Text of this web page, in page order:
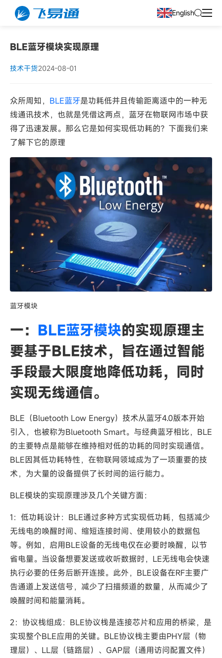
English
BLE蓝牙模块实现原理
技术干货2024-08-01
众所周知， BLE蓝牙是功耗低并且传输距离适中的一种无
线通讯技术，也就是凭借这两点，蓝牙在物联网市场中获
得了迅速发展。那么它是如何实现低功耗的？下面我们来
了解下它的原理
蓝牙模块
一： BLE蓝牙模块的实现原理主
要基于BLE技术，‌旨在通过智能
手段最大限度地降低功耗，‌同时
实现无线通信。‌
BLE（‌Bluetooth Low Energy）‌技术从蓝牙4.0版本开始
引入，‌也被称为Bluetooth Smart。‌与经典蓝牙相比，‌BLE
的主要特点是能够在维持相对低的功耗的同时实现通信。‌
BLE因其低功耗特性，‌在物联网领域成为了一项重要的技
术，‌为大量的设备提供了长时间的运行能力。‌
BLE模块的实现原理涉及几个关键方面：‌
1：低功耗设计：‌BLE通过多种方式实现低功耗，‌包括减少
无线电的唤醒时间、‌缩短连接时间、‌使用较小的数据包
等。‌例如，‌启用BLE设备的无线电仅在必要时唤醒，‌以节
省电量。‌当设备想要发送或收听数据时，‌LE无线电会快速
执行必要的任务后断开连接。‌此外，‌BLE设备在RF主要广
告通道上发送信号，‌减少了扫描频道的数量，‌从而减少了
唤醒时间和能量消耗。‌
2：协议栈组成：‌BLE协议栈是连接芯片和应用的桥梁，‌是
实现整个BLE应用的关键。‌BLE协议栈主要由PHY层（‌物
理层）‌、‌LL层（‌链路层）‌、‌GAP层（‌通用访问配置文件）‌